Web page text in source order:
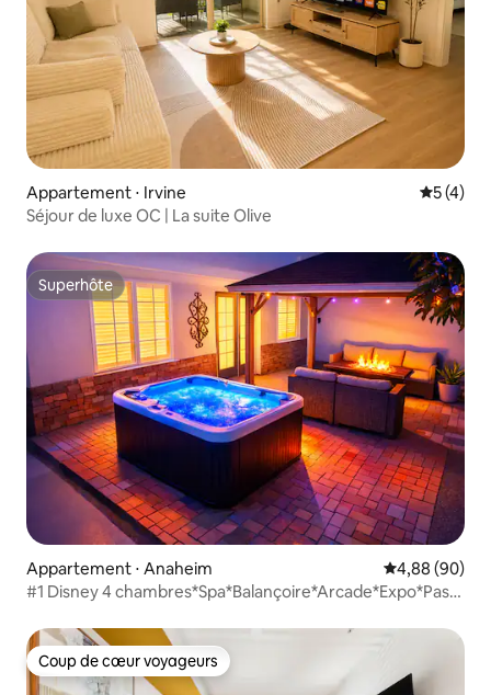
Appartement ⋅ Irvine
5 (4)
Séjour de luxe OC | La suite Olive
Superhôte
Superhôte
Appartement ⋅ Anaheim Évaluation
4,88 (90)
#1 Disney 4 chambres*Spa*Balançoire*Arcade*Expo*Pas
Coup de cœur voyageurs
Coup de cœur voyageurs